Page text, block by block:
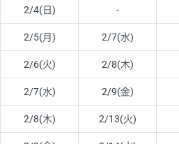
2/4(日) -
2/5(月) 2/7(水)
2/6(火) 2/8(木)
2/7(水) 2/9(金)
2/8(木) 2/13(火)